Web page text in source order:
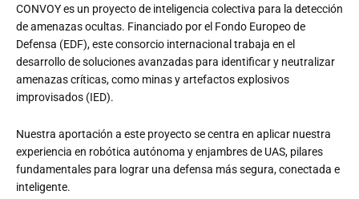
CONVOY es un proyecto de inteligencia colectiva para la detección
de amenazas ocultas. Financiado por el Fondo Europeo de
Defensa (EDF), este consorcio internacional trabaja en el
desarrollo de soluciones avanzadas para identificar y neutralizar
amenazas críticas, como minas y artefactos explosivos
improvisados (IED).
Nuestra aportación a este proyecto se centra en aplicar nuestra
experiencia en robótica autónoma y enjambres de UAS, pilares
fundamentales para lograr una defensa más segura, conectada e
inteligente.